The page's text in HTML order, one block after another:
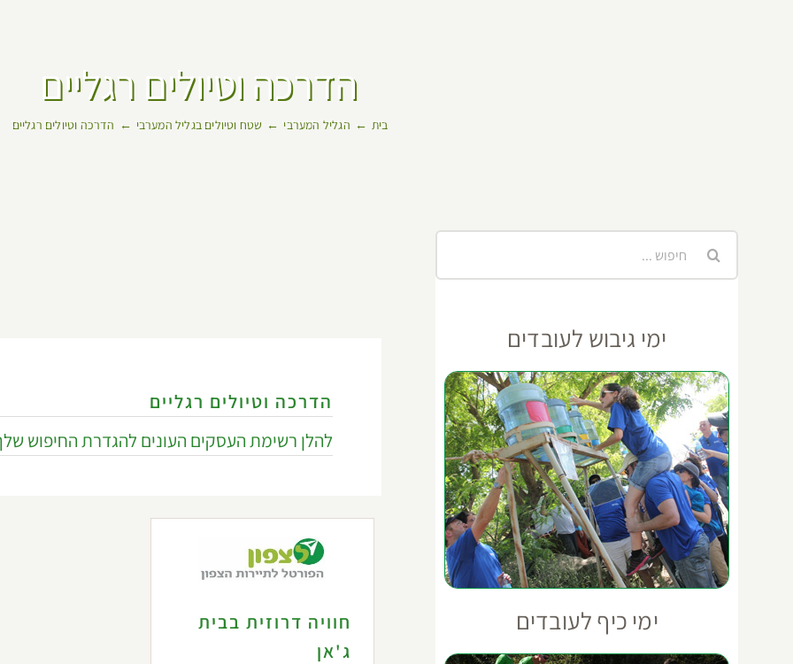
הדרכה וטיולים רגליים
בית הגליל המערבי שטח וטיולים בגליל המערבי הדרכה וטיולים רגליים
הדרכה וטיולים רגליים
להלן רשימת העסקים העונים להגדרת החיפוש
חוויה דרוזית בבית
ג'אן
ימי גיבוש לעובדים
ימי כיף לעובדים